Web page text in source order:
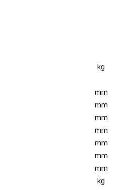
kg
mm
mm
mm
mm
mm
mm
mm
kg